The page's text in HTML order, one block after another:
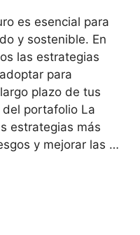
es esencial para
y sostenible. En
las estrategias
para
plazo de tus
del portafolio La
estrategias más
y mejorar las …